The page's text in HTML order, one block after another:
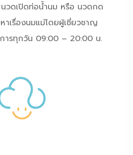
วดเปิดท่อน้ำนม หรือ นวดกด
เรื่องนมแม่โดยผู้เชี่ยวชาญ
ารทุกวัน 09:00 – 20:00 น.